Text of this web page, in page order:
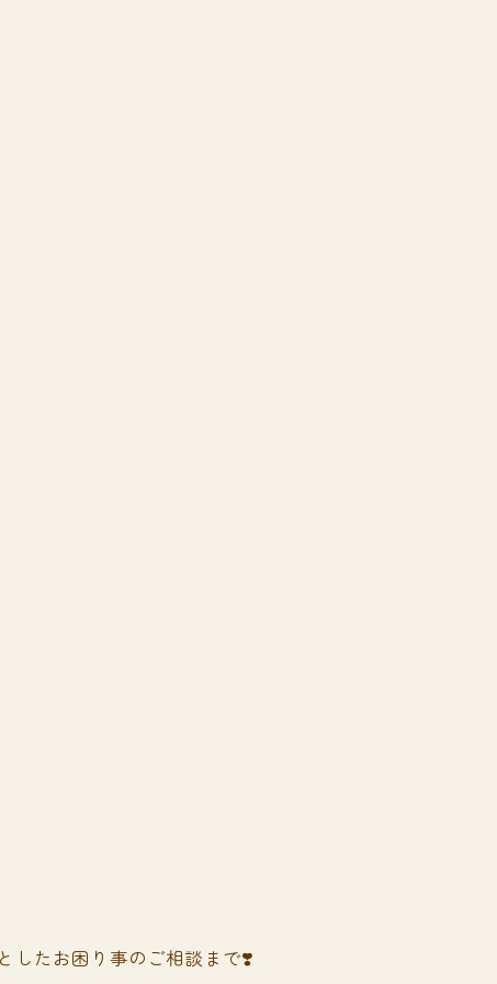
したお困り事のご相談まで❣️